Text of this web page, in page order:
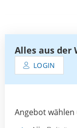
Alles aus der
LOGIN
Angebot